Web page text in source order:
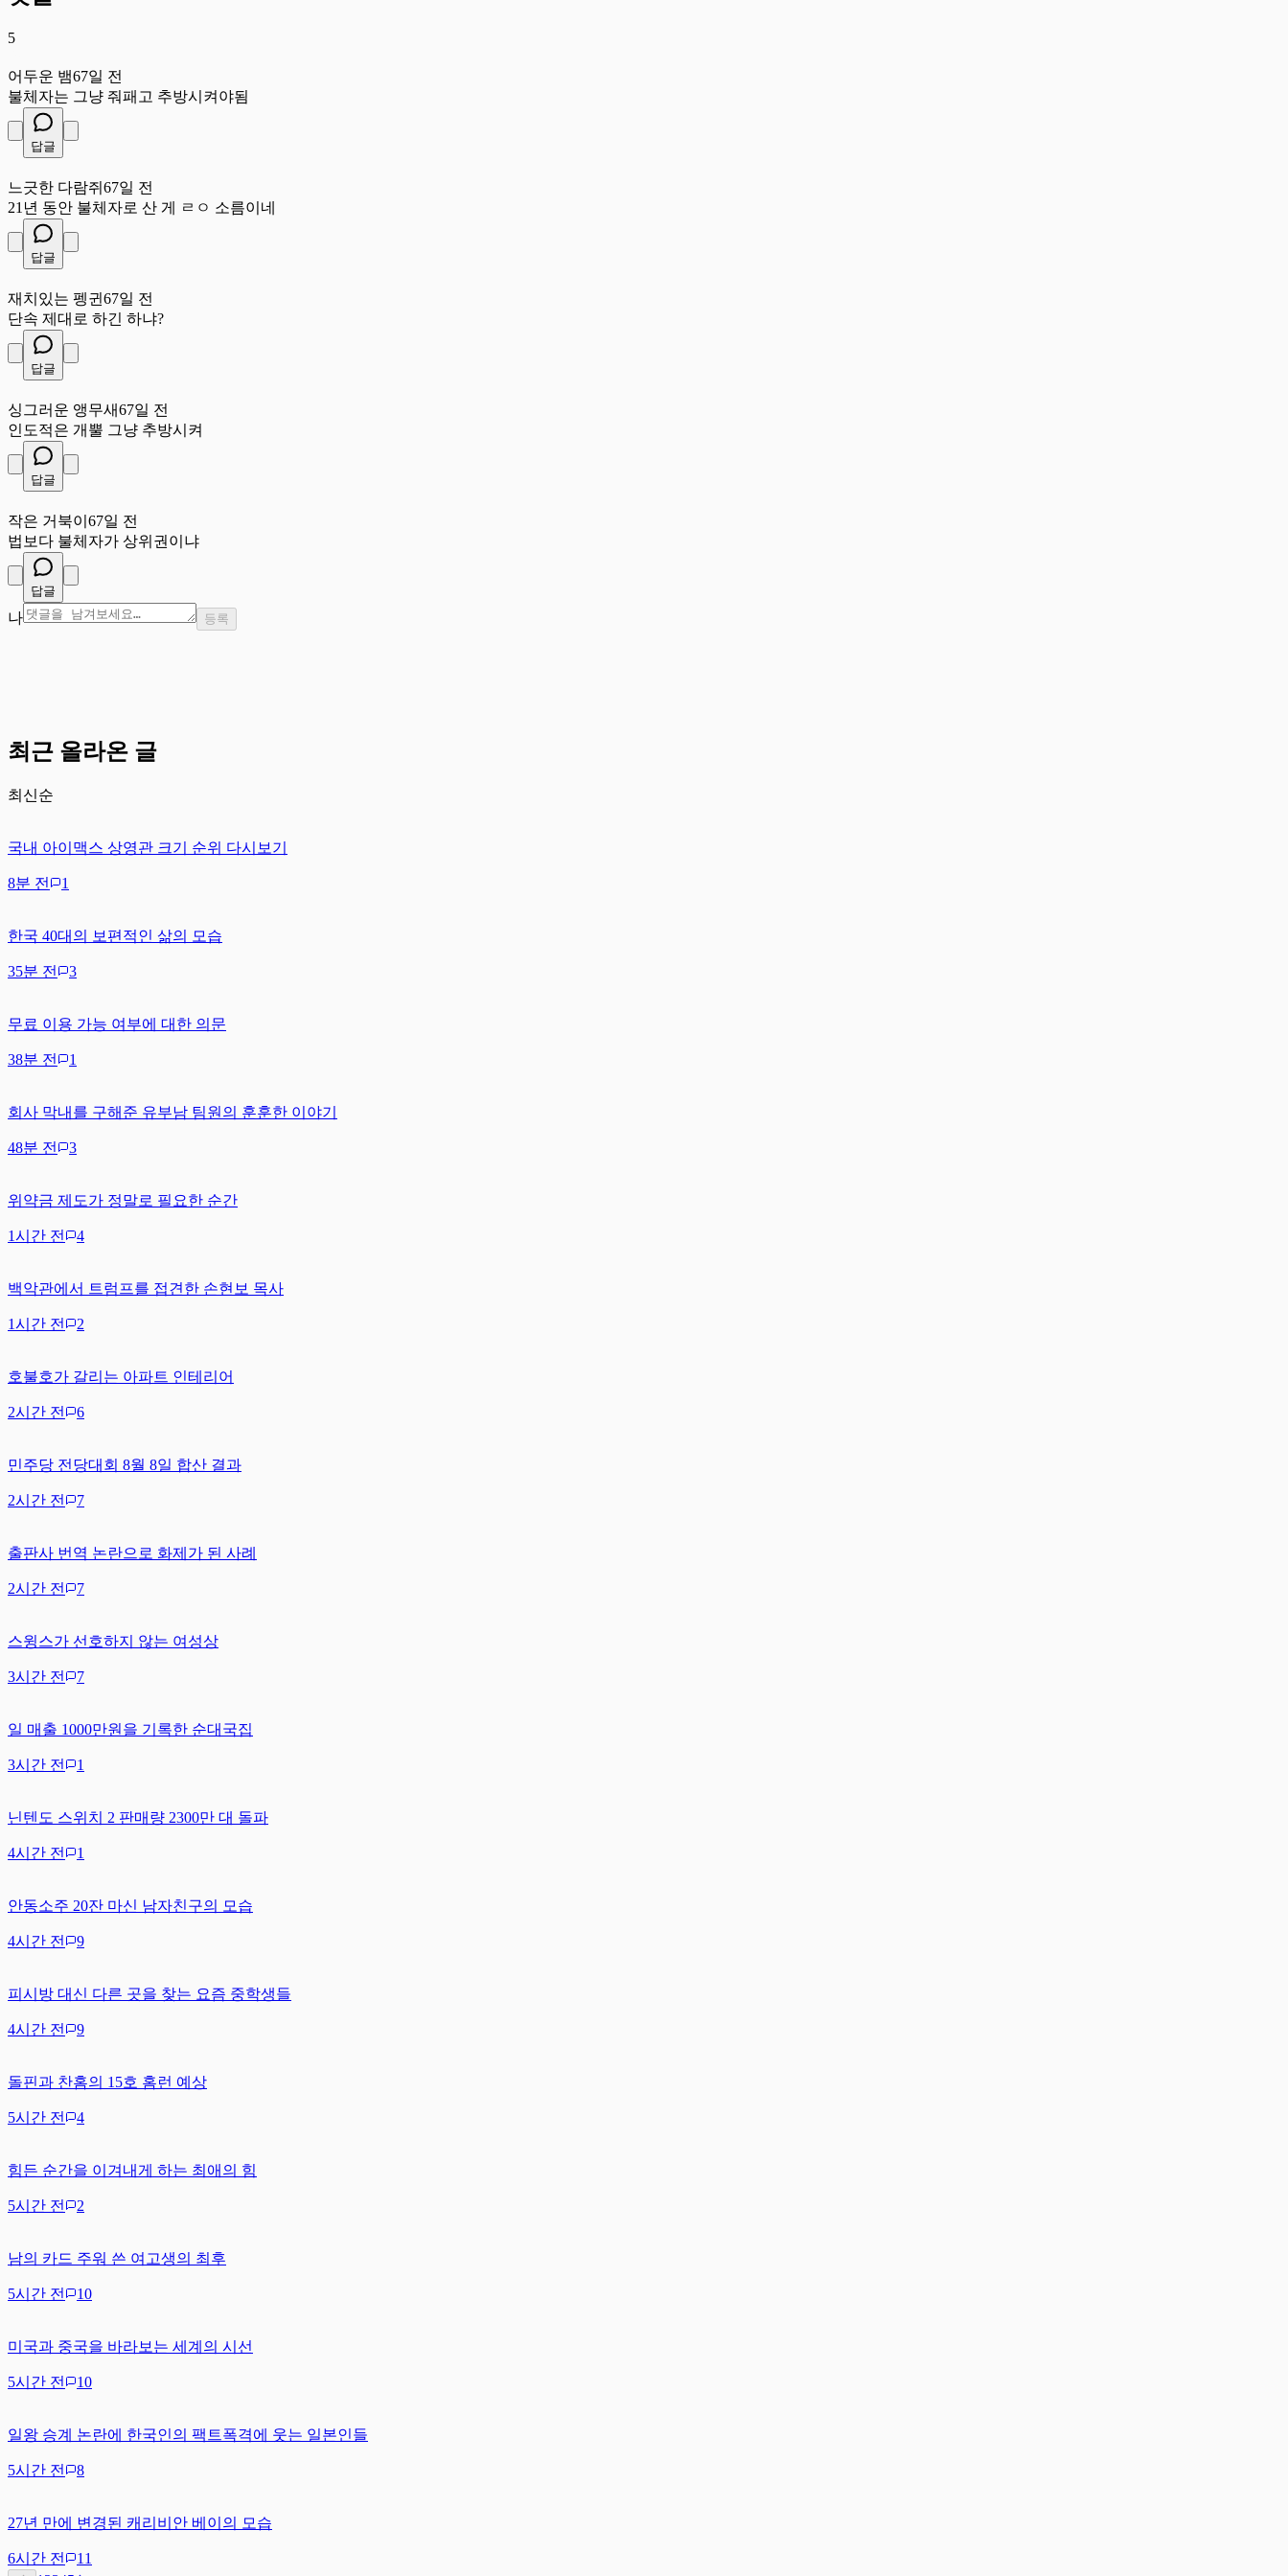
5
어두운 뱀67일 전
불체자는 그냥 줘패고 추방시켜야됨
답글
느긋한 다람쥐 67일 전
21년 동안 불체자로 산 게 ㄹㅇ 소름이네
답글
재치있는 펭귄 67일 전
단속 제대로 하긴 하냐?
답글
싱그러운 앵무새67일 전
인도적은 개뿔 그냥 추방시켜
답글
작은 거북이 67일 전
법보다 불체자가 상위권이냐
답글
나 등록
최근 올라온 글
최신순
국내 아이맥스 상영관 크기 순위 다시보기
8분 전 1
한국 40대의 보편적인 삶의 모습
35분 전 3
무료 이용 가능 여부에 대한 의문
38분 전 1
회사 막내를 구해준 유부남 팀원의 훈훈한 이야기
48분 전 3
위약금 제도가 정말로 필요한 순간
1시간 전 4
백악관에서 트럼프를 접견한 손현보 목사
1시간 전 2
호불호가 갈리는 아파트 인테리어
2시간 전 6
민주당 전당대회 8월 8일 합산 결과
2시간 전 7
출판사 번역 논란으로 화제가 된 사례
2시간 전 7
스윙스가 선호하지 않는 여성상
3시간 전 7
일 매출 1000만원을 기록한 순대국집
3시간 전 1
닌텐도 스위치 2 판매량 2300만 대 돌파
4시간 전 1
안동소주 20잔 마신 남자친구의 모습
4시간 전 9
피시방 대신 다른 곳을 찾는 요즘 중학생들
4시간 전 9
돌핀과 찬홈의 15호 홈런 예상
5시간 전 4
힘든 순간을 이겨내게 하는 최애의 힘
5시간 전 2
남의 카드 주워 쓴 여고생의 최후
5시간 전 10
미국과 중국을 바라보는 세계의 시선
5시간 전 10
일왕 승계 논란에 한국인의 팩트폭격에 웃는 일본인들
5시간 전 8
27년 만에 변경된 캐리비안 베이의 모습
6시간 전
11